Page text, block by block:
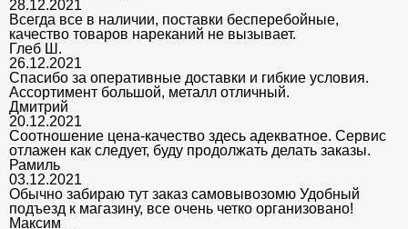
28.12.2021
Всегда все в наличии, поставки бесперебойные,
качество товаров нареканий не вызывает.
Глеб Ш.
26.12.2021
Спасибо за оперативные доставки и гибкие условия.
Ассортимент большой, металл отличный.
Дмитрий
20.12.2021
Соотношение цена-качество здесь адекватное. Сервис
отлажен как следует, буду продолжать делать заказы.
Рамиль
03.12.2021
Обычно забираю тут заказ самовывозомю Удобный
подъезд к магазину, все очень четко организовано!
Максим